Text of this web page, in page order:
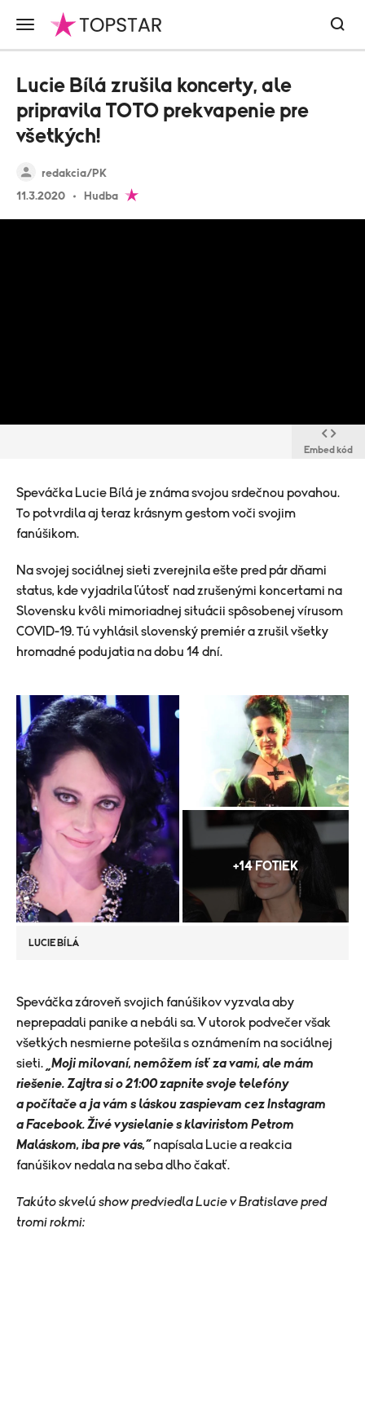
redakcia/PK
11.3.2020
Hudba
Lucie Bílá zrušila koncerty, ale
pripravila TOTO prekvapenie pre
všetkých!
Embed kód
Speváčka Lucie Bílá je známa svojou srdečnou povahou.
To potvrdila aj teraz krásnym gestom voči svojim
fanúšikom.
Na svojej sociálnej sieti zverejnila ešte pred pár dňami
status, kde vyjadrila ľútosť nad zrušenými koncertami na
Slovensku kvôli mimoriadnej situácii spôsobenej vírusom
COVID-19. Tú vyhlásil slovenský premiér a zrušil všetky
hromadné podujatia na dobu 14 dní.
+14 FOTIEK
LUCIE BÍLÁ
Speváčka zároveň svojich fanúšikov vyzvala aby
neprepadali panike a nebáli sa. V utorok podvečer však
všetkých nesmierne potešila s oznámením na sociálnej
sieti.
„Moji milovaní, nemôžem ísť za vami, ale mám
riešenie. Zajtra si o 21:00 zapnite svoje telefóny
a počítače a ja vám s láskou zaspievam cez Instagram
a Facebook. Živé vysielanie s klaviristom Petrom
Maláskom, iba pre vás,“napísala Lucie a reakcia
fanúšikov nedala na seba dlho čakať.
Takúto skvelú show predviedla Lucie v Bratislave pred
tromi rokmi: